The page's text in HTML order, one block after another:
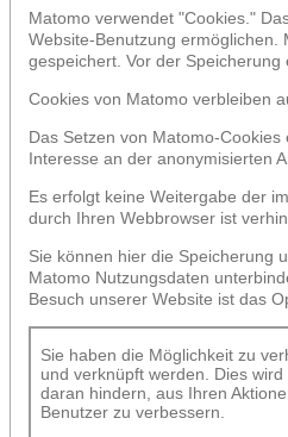
Matomo verwendet "Cookies."
Website-Benutzung
gespeichert. Vor der Speicherung
Cookies von Matomo verbleiben
Das Setzen von Matomo-
Interesse an der anonymisierten
Es erfolgt keine Weitergabe der
durch Ihren Webbrowser ist
Sie können hier die Speicherung
Matomo Nutzungsdaten
Besuch unserer Website ist das